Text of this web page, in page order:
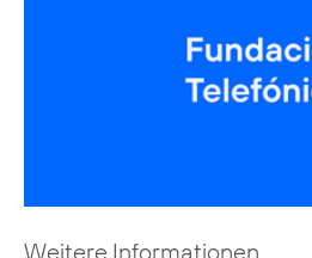
Weitere Informationen